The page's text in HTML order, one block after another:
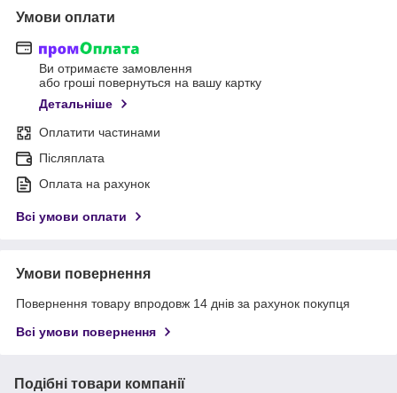
Умови оплати
Ви отримаєте замовлення
або гроші повернуться на вашу картку
Детальніше
Оплатити частинами
Післяплата
Оплата на рахунок
Всі умови оплати
Умови повернення
Повернення товару впродовж 14 днів за рахунок покупця
Всі умови повернення
Подібні товари компанії